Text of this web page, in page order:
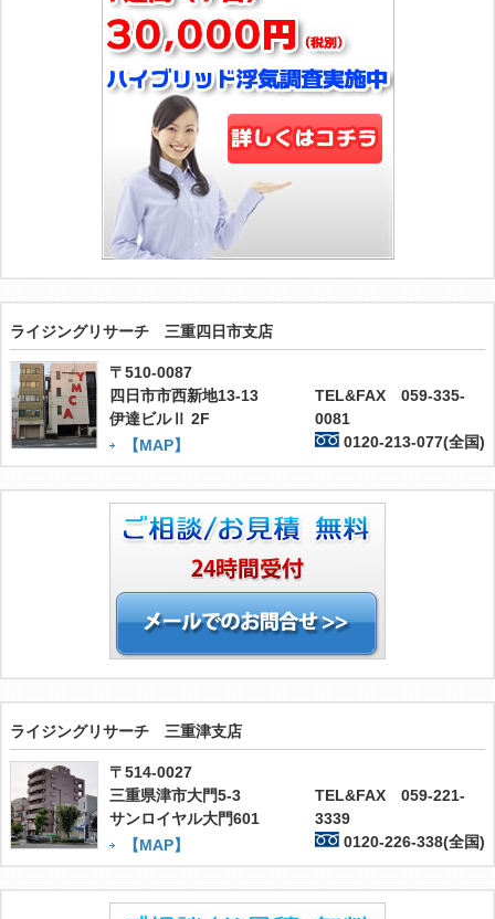
ライジングリサーチ 三重四日市支店
〒510-0087
四日市市西新地13-13
伊達ビルⅡ 2F
【MAP】
TEL&FAX 059-335-
0081
0120-213-077(全国)
ライジングリサーチ 三重津支店
〒514-0027
三重県津市大門5-3
サンロイヤル大門601
【MAP】
TEL&FAX 059-221-
3339
0120-226-338(全国)